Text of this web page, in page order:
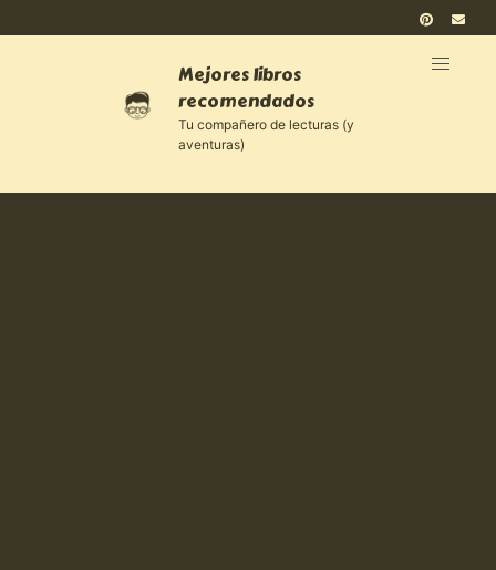
Mejores libros
recomendados
Tu compañero de lecturas (y
aventuras)